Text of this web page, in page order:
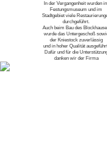
In der Vergangenheit wurden
Festungsmuseum und im
Stadtgebiet viele
durchgeführt.
Auch beim Bau des
wurde das Untergeschoß
der Kniestock zuverlässig
und in hoher Qualität
Dafür und für die
danken wir der Firma